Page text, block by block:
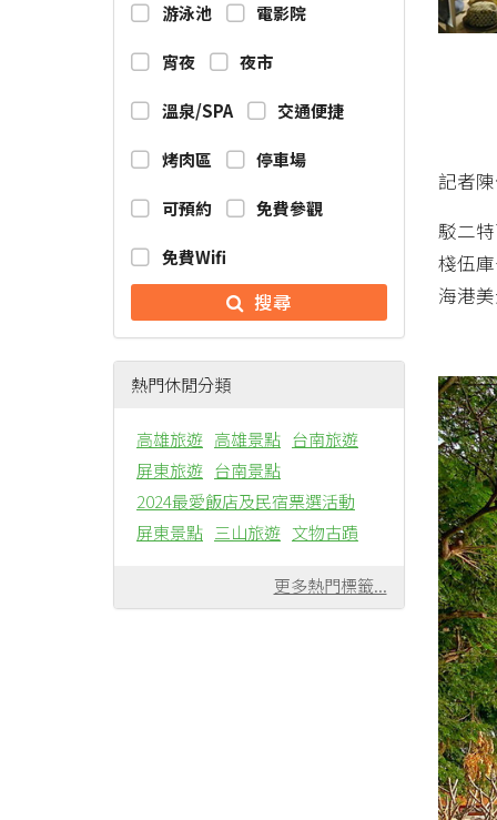
游泳池 電影院
宵夜 夜市
溫泉/SPA 交通便捷
烤肉區 停車場
可預約 免費參觀
免費Wifi
搜尋
熱門休閒分類
高雄旅遊 高雄景點 台南旅遊
屏東旅遊 台南景點
2024最愛飯店及民宿票選活動
屏東景點 三山旅遊 文物古蹟
更多熱門標籤...
記者
駁二
棧伍
海港